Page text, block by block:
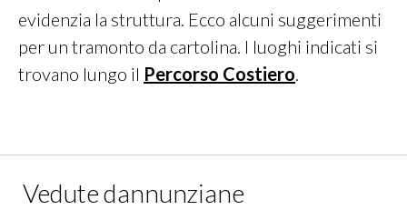
evidenzia la struttura. Ecco alcuni suggerimenti
per un tramonto da cartolina. I luoghi indicati si
trovano lungo il Percorso Costiero.
Vedute dannunziane